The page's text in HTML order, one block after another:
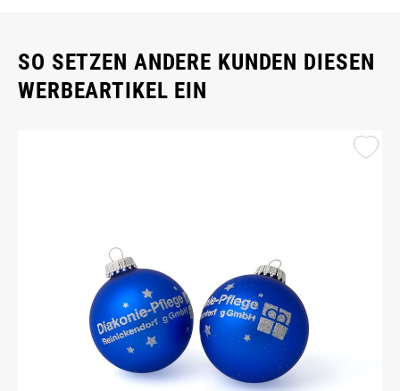
SO SETZEN ANDERE KUNDEN DIESEN
WERBEARTIKEL EIN